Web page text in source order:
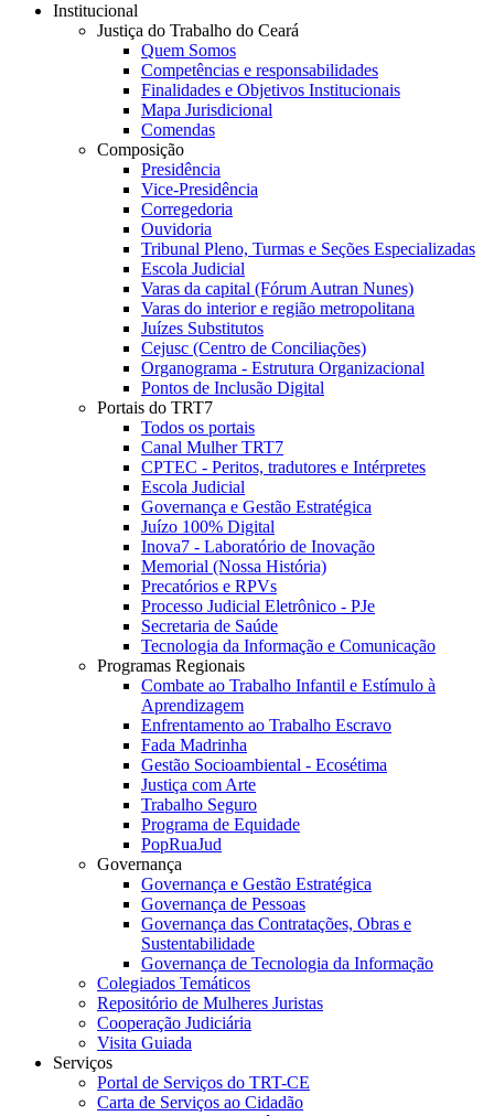
Institucional
Justiça do Trabalho do Ceará
Quem Somos
Competências e responsabilidades
Finalidades e Objetivos Institucionais
Mapa Jurisdicional
Comendas
Composição
Presidência
Vice-Presidência
Corregedoria
Ouvidoria
Tribunal Pleno, Turmas e Seções Especializadas
Escola Judicial
Varas da capital (Fórum Autran Nunes)
Varas do interior e região metropolitana
Juízes Substitutos
Cejusc (Centro de Conciliações)
Organograma - Estrutura Organizacional
Pontos de Inclusão Digital
Portais do TRT7
Todos os portais
Canal Mulher TRT7
CPTEC - Peritos, tradutores e Intérpretes
Escola Judicial
Governança e Gestão Estratégica
Juízo 100% Digital
Inova7 - Laboratório de Inovação
Memorial (Nossa História)
Precatórios e RPVs
Processo Judicial Eletrônico - PJe
Secretaria de Saúde
Tecnologia da Informação e Comunicação
Programas Regionais
Combate ao Trabalho Infantil e Estímulo à
Aprendizagem
Enfrentamento ao Trabalho Escravo
Fada Madrinha
Gestão Socioambiental - Ecosétima
Justiça com Arte
Trabalho Seguro
Programa de Equidade
PopRuaJud
Governança
Governança e Gestão Estratégica
Governança de Pessoas
Governança das Contratações, Obras e
Sustentabilidade
Governança de Tecnologia da Informação
Colegiados Temáticos
Repositório de Mulheres Juristas
Cooperação Judiciária
Visita Guiada
Serviços
Portal de Serviços do TRT-CE
Carta de Serviços ao Cidadão